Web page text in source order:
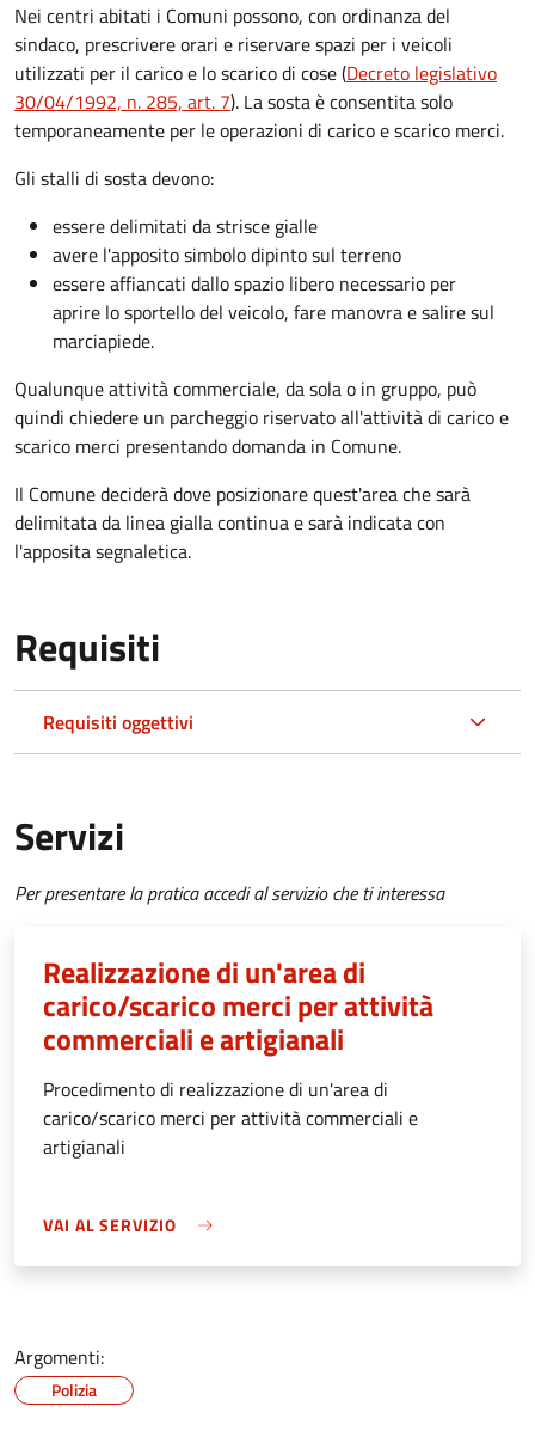
Nei centri abitati i Comuni possono, con ordinanza del
sindaco, prescrivere orari e riservare spazi per i veicoli
utilizzati per il carico e lo scarico di cose (Decreto legislativo
30/04/1992, n. 285, art. 7). La sosta è consentita solo
temporaneamente per le operazioni di carico e scarico merci.
Gli stalli di sosta devono:
essere delimitati da strisce gialle
avere l'apposito simbolo dipinto sul terreno
essere affiancati dallo spazio libero necessario per
aprire lo sportello del veicolo, fare manovra e salire sul
marciapiede.
Qualunque attività commerciale, da sola o in gruppo, può
quindi chiedere un parcheggio riservato all'attività di carico e
scarico merci presentando domanda in Comune.
Il Comune deciderà dove posizionare quest'area che sarà
delimitata da linea gialla continua e sarà indicata con
l'apposita segnaletica.
Requisiti
Requisiti oggettivi
Servizi
Per presentare la pratica accedi al servizio che ti interessa
Realizzazione di un'area di
carico/scarico merci per attività
commerciali e artigianali
Procedimento di realizzazione di un'area di
carico/scarico merci per attività commerciali e
artigianali
VAI AL SERVIZIO
Argomenti:
Polizia